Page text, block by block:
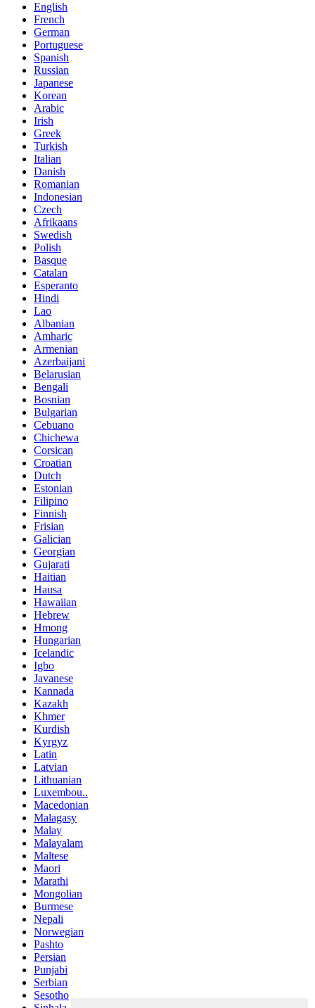
English
French
German
Portuguese
Spanish
Russian
Japanese
Korean
Arabic
Irish
Greek
Turkish
Italian
Danish
Romanian
Indonesian
Czech
Afrikaans
Swedish
Polish
Basque
Catalan
Esperanto
Hindi
Lao
Albanian
Amharic
Armenian
Azerbaijani
Belarusian
Bengali
Bosnian
Bulgarian
Cebuano
Chichewa
Corsican
Croatian
Dutch
Estonian
Filipino
Finnish
Frisian
Galician
Georgian
Gujarati
Haitian
Hausa
Hawaiian
Hebrew
Hmong
Hungarian
Icelandic
Igbo
Javanese
Kannada
Kazakh
Khmer
Kurdish
Kyrgyz
Latin
Latvian
Lithuanian
Luxembou..
Macedonian
Malagasy
Malay
Malayalam
Maltese
Maori
Marathi
Mongolian
Burmese
Nepali
Norwegian
Pashto
Persian
Punjabi
Serbian
Sesotho